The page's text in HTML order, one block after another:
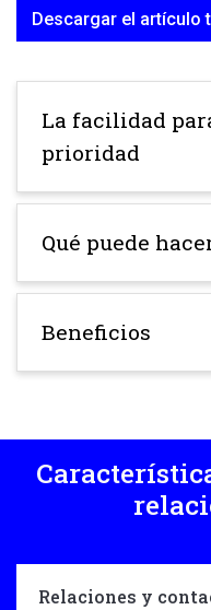
Descargar el artículo
La facilidad
prioridad
Qué puede
Beneficios
Relaciones y